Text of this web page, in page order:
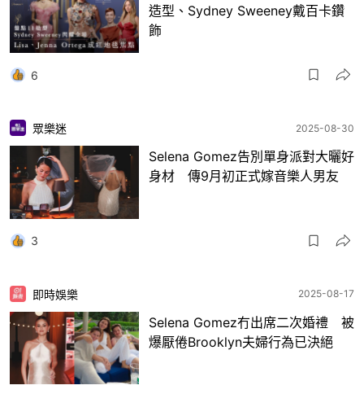
造型、Sydney Sweeney戴百卡鑽
飾
6
眾樂迷 2025-08-30
Selena Gomez告別單身派對大曬好
身材 傳9月初正式嫁音樂人男友
3
即時娛樂 2025-08-17
Selena Gomez冇出席二次婚禮 被
爆厭倦Brooklyn夫婦行為已決絕